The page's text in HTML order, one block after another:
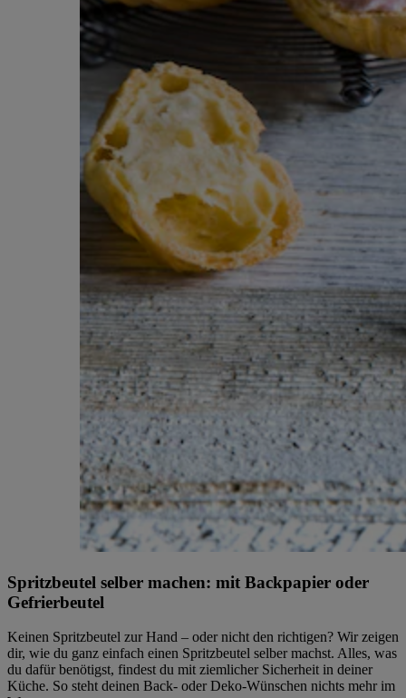
Spritzbeutel selber machen: mit Backpapier oder
Gefrierbeutel
Keinen Spritzbeutel zur Hand – oder nicht den richtigen? Wir zeigen
dir, wie du ganz einfach einen Spritzbeutel selber machst. Alles, was
du dafür benötigst, findest du mit ziemlicher Sicherheit in deiner
Küche. So steht deinen Back- oder Deko-Wünschen nichts mehr im